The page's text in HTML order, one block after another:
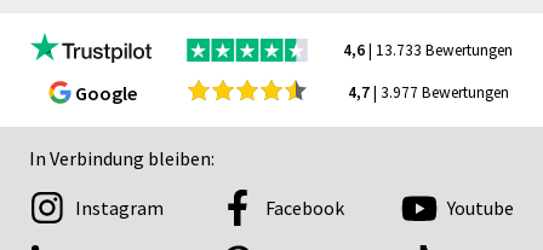
4,6| 13.733 Bewertungen
Google 4,7| 3.977 Bewertungen
In Verbindung bleiben:
Instagram Facebook Youtube